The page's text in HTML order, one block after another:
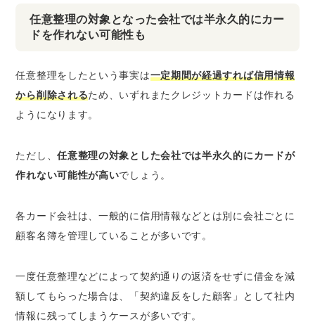
任意整理の対象となった会社では半永久的にカー
ドを作れない可能性も
任意整理をしたという事実は一定期間が経過すれば信用情報
から削除されるため、いずれまたクレジットカードは作れる
ようになります。
ただし、任意整理の対象とした会社では半永久的にカードが
作れない可能性が高いでしょう。
各カード会社は、一般的に信用情報などとは別に会社ごとに
顧客名簿を管理していることが多いです。
一度任意整理などによって契約通りの返済をせずに借金を減
額してもらった場合は、「契約違反をした顧客」として社内
情報に残ってしまうケースが多いです。